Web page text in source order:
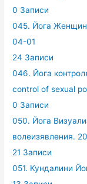
0 Записи
045. Йога
04-01
24 Записи
046. Йога
control of sexual
0 Записи
050. Йога
волеизявления.
21 Записи
051. Кундалини